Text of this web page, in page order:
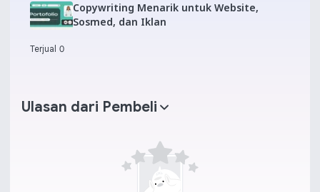
Copywriting Menarik untuk Website,
Sosmed, dan Iklan
Terjual 0
Ulasan dari Pembeli